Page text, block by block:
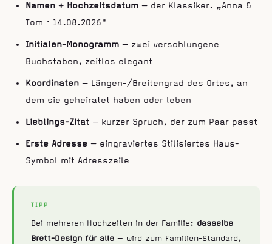
Namen + Hochzeitsdatum — der Klassiker. „Anna &
Tom · 14.08.2026"
Initialen-Monogramm — zwei verschlungene
Buchstaben, zeitlos elegant
Koordinaten — Längen-/Breitengrad des Ortes, an
dem sie geheiratet haben oder leben
Lieblings-Zitat — kurzer Spruch, der zum Paar passt
Erste Adresse — eingraviertes Stilisiertes Haus-
Symbol mit Adresszeile
TIPP
Bei mehreren Hochzeiten in der Familie: dasselbe
Brett-Design für alle — wird zum Familien-Standard,